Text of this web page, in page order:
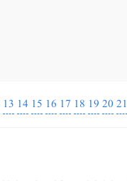
13 14 15 16 17 18 192021